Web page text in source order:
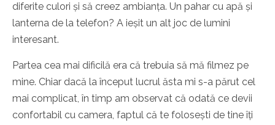
diferite culori și să creez ambianța. Un pahar cu apă și
lanterna de la telefon? A ieșit un alt joc de lumini
interesant.
Partea cea mai dificilă era că trebuia să mă filmez pe
mine. Chiar dacă la început lucrul ăsta mi s-a părut cel
mai complicat, în timp am observat că odată ce devii
confortabil cu camera, faptul că te folosești de tine îți